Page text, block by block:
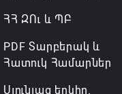
ՀՀ ԶՈւ և ՊԲ
PDF Տարբերակ և
Հատուկ Համարներ
Սյունյաց երկիր.